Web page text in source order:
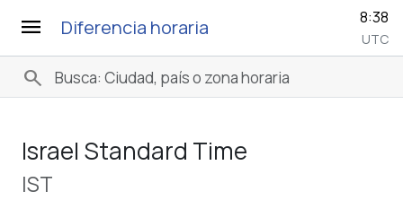
menu Diferencia horaria 8:38
UTC
search
Israel Standard Time
IST